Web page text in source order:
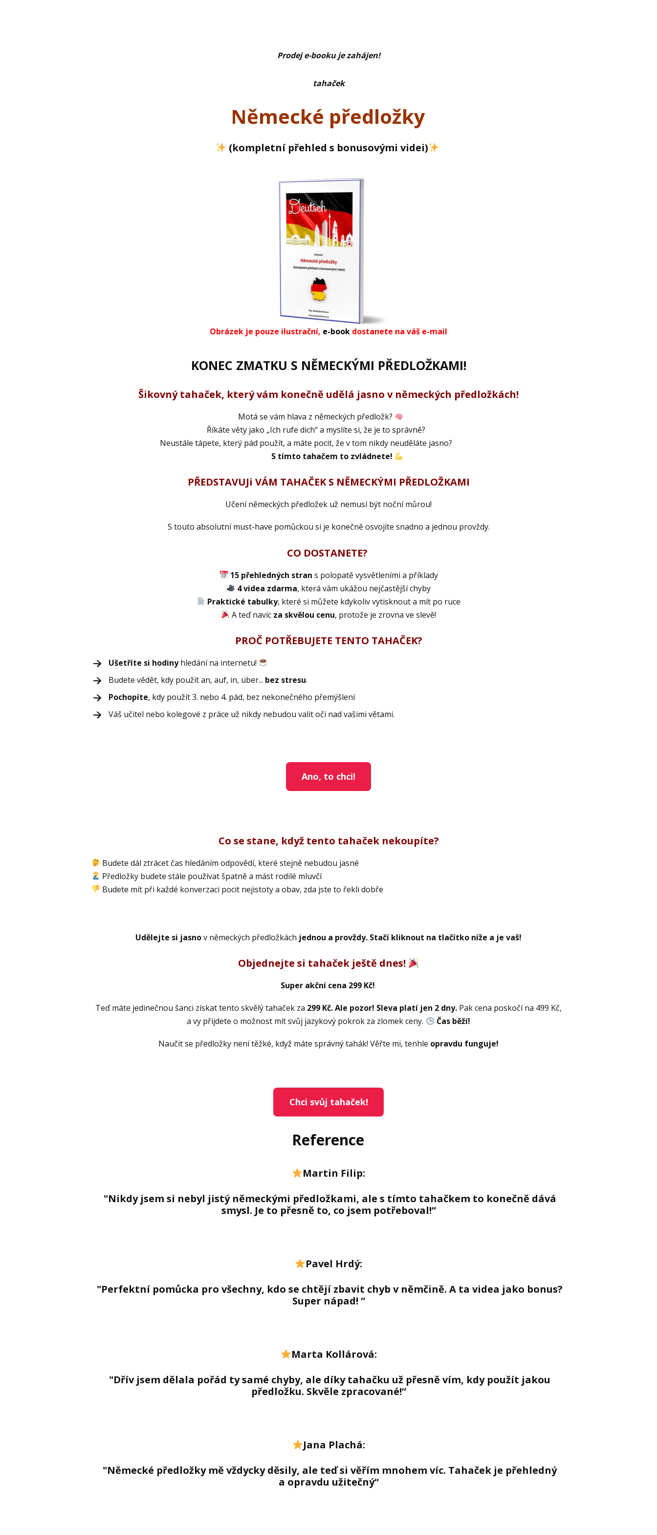
Prodej e-booku je zahájen!
tahaček
Německé předložky
(kompletní přehled s bonusovými videi)
Obrázek je pouze ilustrační, e-book dostanete na váš e-mail
KONEC ZMATKU S NĚMECKÝMI PŘEDLOŽKAMI!
Šikovný tahaček, který vám konečně udělá jasno v německých předložkách!
Motá se vám hlava z německých předložk?
Říkáte věty jako „Ich rufe dich“ a myslíte si, že je to správně?
Neustále tápete, který pád použít, a máte pocit, že v tom nikdy neuděláte jasno?
S tímto tahačem to zvládnete!
PŘEDSTAVUJi VÁM TAHAČEK S NĚMECKÝMI PŘEDLOŽKAMI
Učení německých předložek už nemusí být noční můrou!
S touto absolutní must-have pomůckou si je konečně osvojíte snadno a jednou provždy.
CO DOSTANETE?
15 přehledných stran s polopatě vysvětleními a příklady
4 videa zdarma, která vám ukážou nejčastější chyby
Praktické tabulky, které si můžete kdykoliv vytisknout a mít po ruce
A teď navíc za skvělou cenu, protože je zrovna ve slevě!
PROČ POTŘEBUJETE TENTO TAHAČEK?
Ušetříte si hodinyhledání na internetu!
Budete vědět, kdy použít an, auf, in, über... bez stresu.
Pochopíte, kdy použít 3. nebo 4. pád, bez nekonečného přemýšlení
Váš učitel nebo kolegové z práce už nikdy nebudou valit oči nad vašimi větami.
Ano, to chci!
Co se stane, když tento tahaček nekoupíte?
Budete dál ztrácet čas hledáním odpovědí, které stejně nebudou jasné
Předložky budete stále používat špatně a mást rodilé mluvčí
Budete mít při každé konverzaci pocit nejistoty a obav, zda jste to řekli dobře
Udělejte si jasnov německých předložkách jednou a provždy. Stačí kliknout na tlačítko níže a je vaš!
Objednejte si tahaček ještě dnes!
Super akční cena 299 Kč!
Teď máte jedinečnou šanci získat tento skvělý tahaček za 299 Kč. Ale pozor! Sleva platí jen 2 dny. Pak cena poskočí na 499 Kč,
a vy přijdete o možnost mít svůj jazykový pokrok za zlomek ceny.
Čas běží!
Naučit se předložky není těžké, když máte správný tahák! Věřte mi, tenhle opravdu funguje!
Chci svůj tahaček!
Reference
Martin Filip:
"Nikdy jsem si nebyl jistý německými předložkami, ale s tímto tahačkem to konečně dává
smysl. Je to přesně to, co jsem potřeboval!“
Pavel Hrdý:
"Perfektní pomůcka pro všechny, kdo se chtějí zbavit chyb v němčině. A ta videa jako bonus?
Super nápad! “
Marta Kollárová:
"Dřív jsem dělala pořád ty samé chyby, ale díky tahačku už přesně vím, kdy použít jakou
předložku. Skvěle zpracované!“
Jana Plachá:
"Německé předložky mě vždycky děsily, ale teď si věřím mnohem víc. Tahaček je přehledný
a opravdu užitečný“